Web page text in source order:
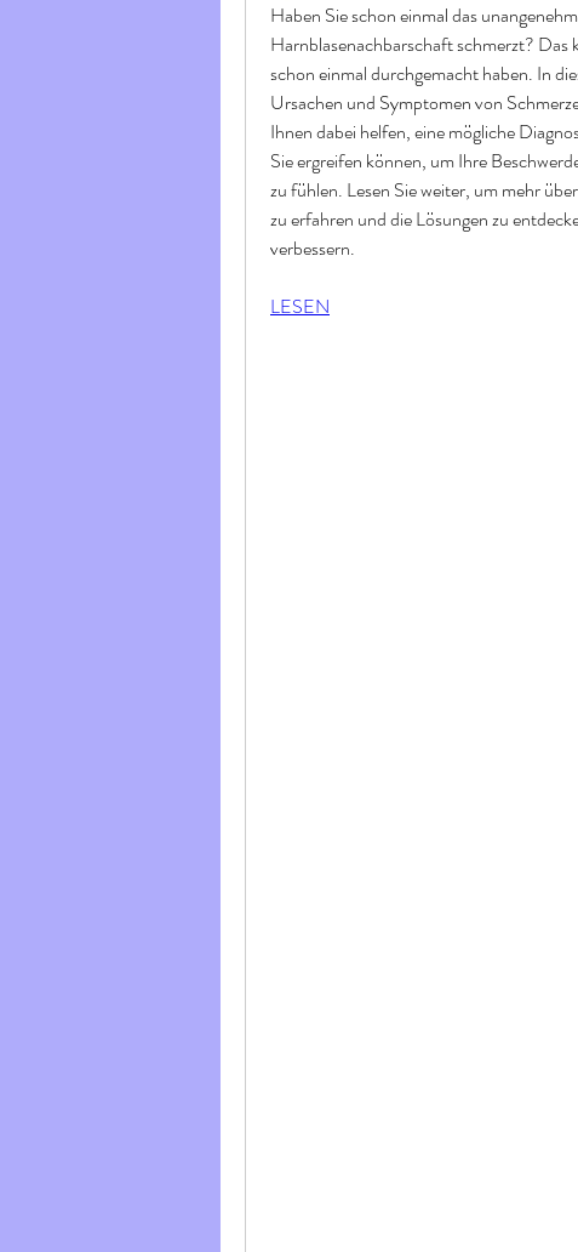
Haben Sie schon einmal das
Harnblasenachbarschaft schmerzt? Das
schon einmal durchgemacht haben. In
Ursachen und Symptomen von
Ihnen dabei helfen, eine mögliche
Sie ergreifen können, um Ihre
zu fühlen. Lesen Sie weiter, um mehr
zu erfahren und die Lösungen zu
verbessern.
LESEN